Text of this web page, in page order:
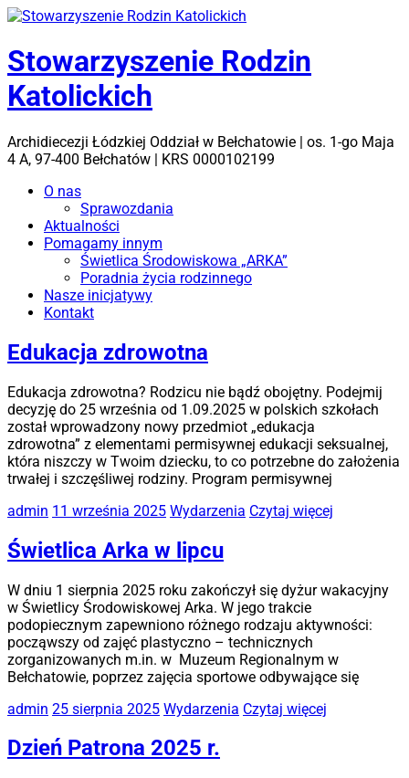
Skip
content
Stowarzyszenie Rodzin
Katolickich
Archidiecezji Łódzkiej Oddział w Bełchatowie | os. 1-go Maja
4 A, 97-400 Bełchatów | KRS 0000102199
Menu
O nas
Sprawozdania
Aktualności
Pomagamy innym
Świetlica Środowiskowa „ARKA”
Poradnia życia rodzinnego
Nasze inicjatywy
Kontakt
Edukacja zdrowotna
Edukacja zdrowotna? Rodzicu nie bądź obojętny. Podejmij
decyzję do 25 września od 1.09.2025 w polskich szkołach
został wprowadzony nowy przedmiot „edukacja
zdrowotna” z elementami permisywnej edukacji seksualnej,
która niszczy w Twoim dziecku, to co potrzebne do założenia
trwałej i szczęśliwej rodziny. Program permisywnej
admin 11 września 2025 Wydarzenia Czytaj więcej
Świetlica Arka w lipcu
W dniu 1 sierpnia 2025 roku zakończył się dyżur wakacyjny
w Świetlicy Środowiskowej Arka. W jego trakcie
podopiecznym zapewniono różnego rodzaju aktywności:
począwszy od zajęć plastyczno – technicznych
zorganizowanych m.in. w Muzeum Regionalnym w
Bełchatowie, poprzez zajęcia sportowe odbywające się
admin 25 sierpnia 2025 Wydarzenia Czytaj więcej
Dzień Patrona 2025 r.